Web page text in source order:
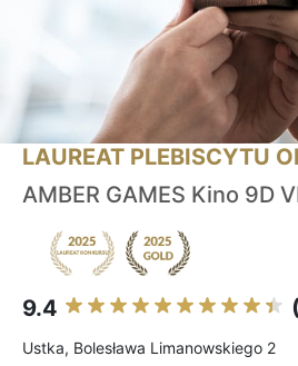
LAUREAT PLEBISCYTU
AMBER GAMES Kino 9D
9.4
Ustka, Bolesława Limanowskiego 2